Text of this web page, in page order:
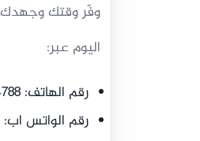
وفّر وقتك وجهدك
اليوم عبر:
رقم الهاتف: 966505404788
رقم الواتس اب: 966530583321